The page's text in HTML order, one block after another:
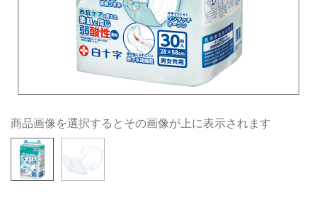
商品画像を選択するとその画像が上に表示されます